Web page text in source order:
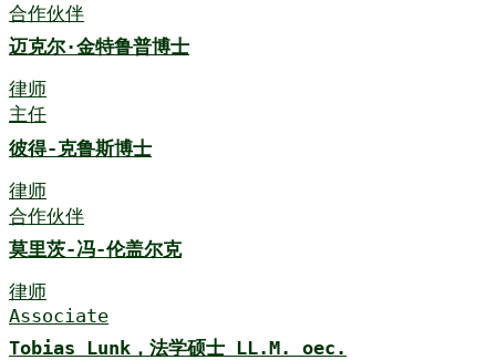
合作伙伴
迈克尔·金特鲁普博士
律师
主任
彼得-克鲁斯博士
律师
合作伙伴
莫里茨-冯-伦盖尔克
律师
Associate
Tobias Lunk，法学硕士 LL.M. oec.